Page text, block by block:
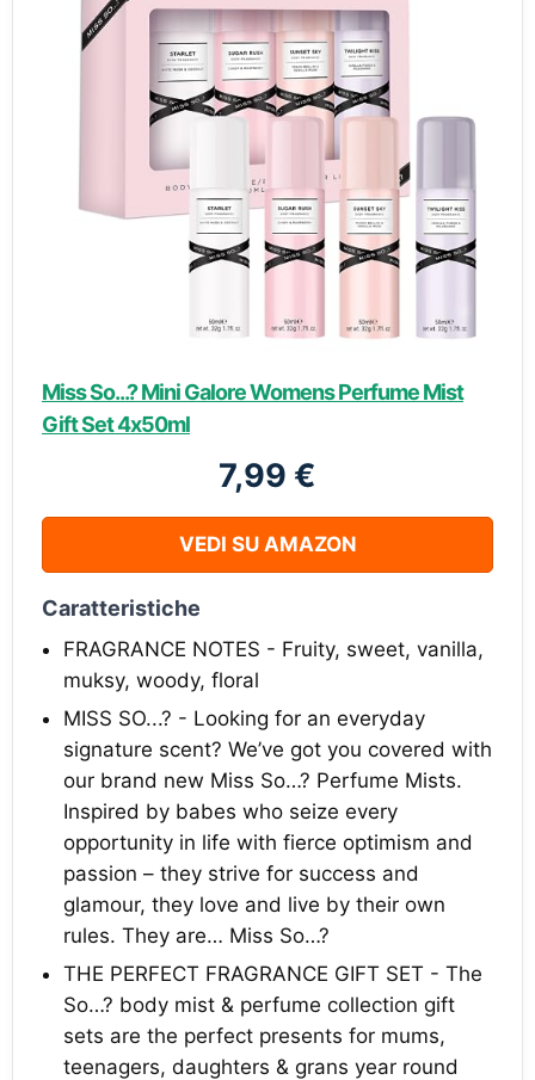
Miss So...? Mini Galore Womens Perfume Mist
Gift Set 4x50ml
7,99 €
VEDI SU AMAZON
Caratteristiche
FRAGRANCE NOTES - Fruity, sweet, vanilla,
muksy, woody, floral
MISS SO...? - Looking for an everyday
signature scent? We’ve got you covered with
our brand new Miss So…? Perfume Mists.
Inspired by babes who seize every
opportunity in life with fierce optimism and
passion – they strive for success and
glamour, they love and live by their own
rules. They are… Miss So…?
THE PERFECT FRAGRANCE GIFT SET - The
So…? body mist & perfume collection gift
sets are the perfect presents for mums,
teenagers, daughters & grans year round